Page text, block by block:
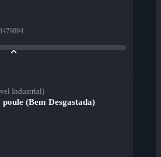
Industrial)
(Bem Desgastada)